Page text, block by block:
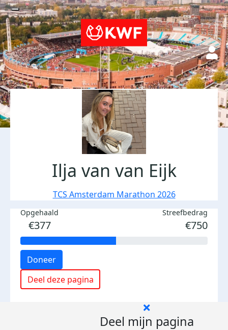
Ilja van van Eijk
TCS Amsterdam Marathon 2026
Opgehaald
€377
Streefbedrag
€750
Doneer
Deel deze pagina
Deel mijn pagina